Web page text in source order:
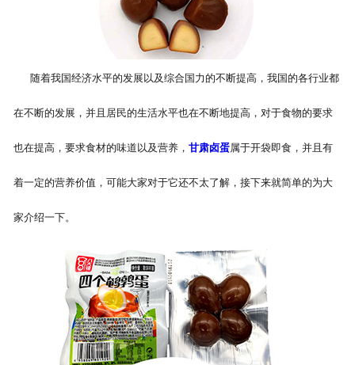
随着我国经济水平的发展以及综合国力的不断提高，我国的各行业都
在不断的发展，并且居民的生活水平也在不断地提高，对于食物的要求
也在提高，要求食材的味道以及营养， 甘肃卤蛋属于开袋即食，并且有
着一定的营养价值，可能大家对于它还不太了解，接下来就简单的为大
家介绍一下。